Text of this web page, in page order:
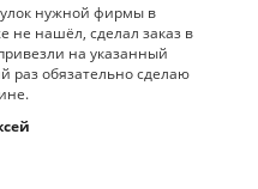
нужной фирмы в
не нашёл, сделал заказ в
на указанный
раз обязательно сделаю